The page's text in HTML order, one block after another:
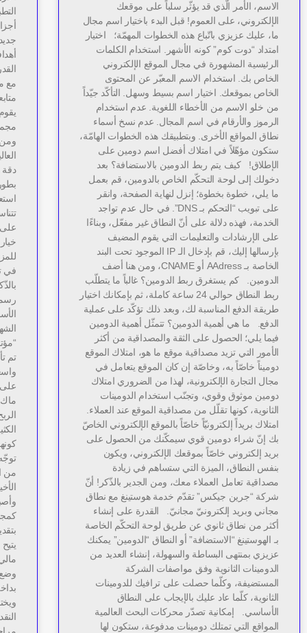
الاسم، الأمر الّذي قد يؤثّر سلباً على موقعك
الإلكتروني، على العموم! قبل البدء باختيار اسم مجال
ما، عليك عزيزي باتّباع هذه الخطوات المهمّة؛ اختيار
امتداد “دوت كوم” كونه الأشهر. استخدام الكلمات
الرئيسية المشهورة في مجال الموقع الإلكتروني
الخاص بك. استخدام الاسم المعبّر عن المحتوى
الخاص بموقعك. اختيار اسم بسيط وسهل. التأكّد جيّداً
من خلو الاسم من الأخطاء اللغوية. عدم استخدام
الرموز والأرقام في اسم المجال. عدم نسخ أسماء
نطاق المواقع الأخرى. وبتطبيقك هذه الخطوات الهامّة،
ستكون مؤهّلاً في امتلاك أفضل اسم دومين على
الإطلاق! كيف يتم ربط الدومين بالاستضافة؟ بعد
دخولك إلى لوحة التحكّم الخاص بالدومين، قم بعمل
ما يلي، خطوة بخطوة؛ إنزل لنهاية الصفحة، وانقر
على تبويب “التحكم بـ DNS”. في حال عدم تواجد
الخدمة، فهذه دلالة على أنّ النطاق غير مفعّل، وبناءًا
على الإرشادات والتعليمات التي يقوم المضيف
بإرسالها إليك، قم بإدخال الـ IP الموجود تحت البند
الخاصة بـ AAdress أو CNAME، ومن هنا أضف
الدومين. كم يستغرق ربط الدومين؟ غالباً ما يتطلّب
ربط النطاق حوالي 24 ساعة كاملة، ثم بإمكانك اختيار
طريقة الدفع المناسبة لك، وبعد ذلك تؤكّد على عملية
الدفع. ما هي أهمية الدومين؟ تتمثّل أهمية الدومين
فيما يلي؛ الحصول على الثقة والمصداقية من أكثر
الأمور التي تزيد مصداقية موقع ما هو، امتلاك الموقع
دوميناً خاصّاً به، وخاصّة إن كان الموقع يتعامل في
مجال التجارة الإلكترونية، لهذا من الضروري امتلاك
دومين موثوق وقوي، وتجنّب استخدام الدومينات
الثانوية، كونها تقلّل من مصداقية الموقع عند العملاء.
امتلاك بريداً إلكترونيّاً خاصّاً بالموقع الإلكتروني الخاصّ
بك إنّ شراء دومين قوي سيمكّنك من الحصول على
بريد إلكتروني خاصّاً بموقعك الإلكتروني، ويكون
بنفس النطاق، الميزة التي ستساهم في زيادة
مصداقية تعامل العملاء معك، ومن الجدير بالذّكر! أنّ
شركة “جرين جيكس” تقدّم خدمة هوستينغ مع نطاق
مجاني وبريد إلكترونيّ مجانيّ. القدرة على إنشاء
أكثر من نطاق ثانوي عن طريق لوحة التحكّم الخاصة
بـ الهوستينغ “الاستضافة” أو النطاق “الدومين” يمكنك
عزيزي بمنتهى البساطة والسهولة، إنشاء العديد من
الدومينات الثانوية وفق مواصفات الشركة
المستضيفة، وكلّما حصلت على ترافيك للدومينات
الثانوية، كلّما عاد عليك بالإيجاب على النطاق
الأساسي. إمكانية تصدّر محركات البحث العالمية
المواقع التي تمتلك دومينات مدفوعة، ستكون لها
مع
ومن
دقة
في
تم
على
من
وضع